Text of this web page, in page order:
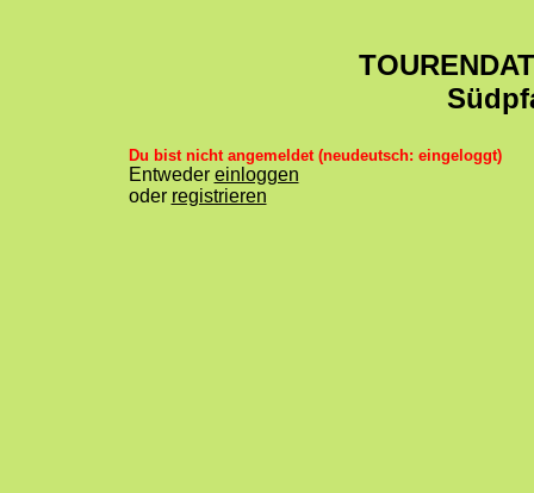
Du bist nicht angemeldet (neudeutsch: eingeloggt)
Entweder einloggen
oder registrieren